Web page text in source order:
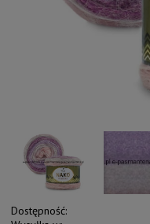
Dostępność: